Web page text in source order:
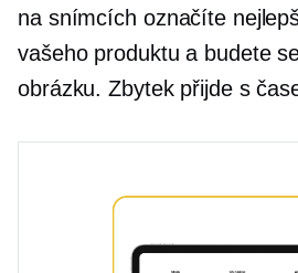
na snímcích označíte
vašeho produktu a budete
obrázku. Zbytek přijde s